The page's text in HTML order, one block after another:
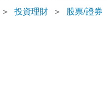
＞ 投資理財 ＞ 股票/證券